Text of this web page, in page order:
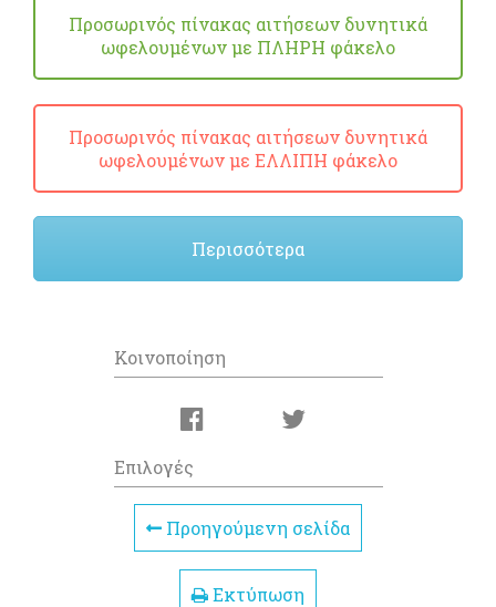
Προσωρινός πίνακας αιτήσεων δυνητικά
ωφελουμένων με ΠΛΗΡΗ φάκελο
Προσωρινός πίνακας αιτήσεων δυνητικά
ωφελουμένων με ΕΛΛΙΠΗ φάκελο
Περισσότερα
Κοινοποίηση
Επιλογές
Προηγούμενη σελίδα
Εκτύπωση